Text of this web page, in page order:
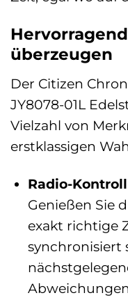
überzeugen
Der Citizen
JY8078-01L
Vielzahl von
erstklassigen
Radio-
Genießen Sie
exakt richtige
synchronisiert